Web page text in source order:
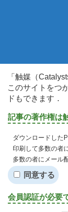
「触媒（
このサイトをつ
ドもできます．
記事の著作権は
ダウンロードした
印刷して多数の者
多数の者にメール
同意する
会員認証が必要